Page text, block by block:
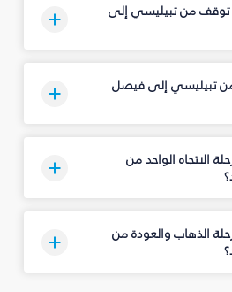
توقف من تبيليسي إلى
من تبيليسي إلى فيصل
الاتجاه الواحد من
الذهاب والعودة من